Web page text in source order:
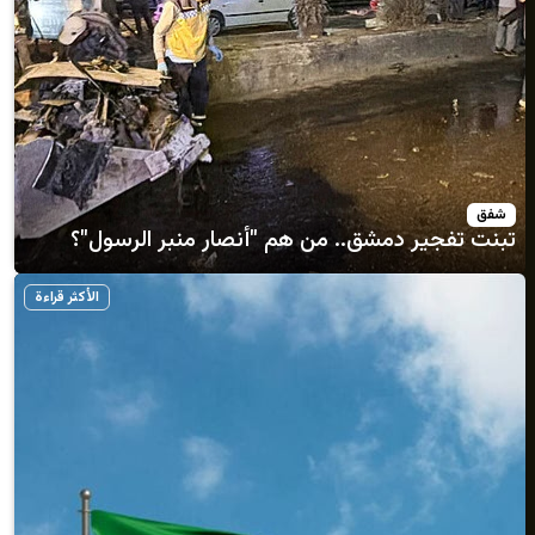
دمشق.. من هم "أنصار منبر الرسول"؟
الأكثر قراءة